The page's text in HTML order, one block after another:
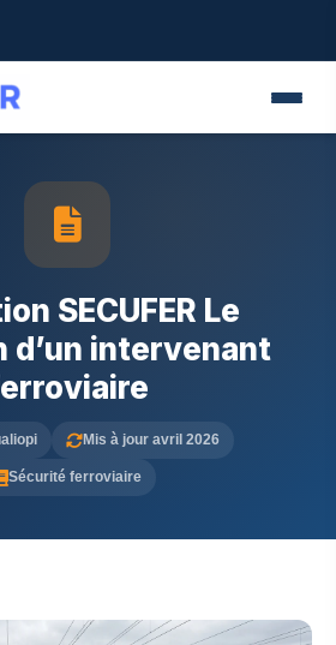
SECUFER Le
d’un intervenant
Mis à jour avril 2026
Sécurité ferroviaire